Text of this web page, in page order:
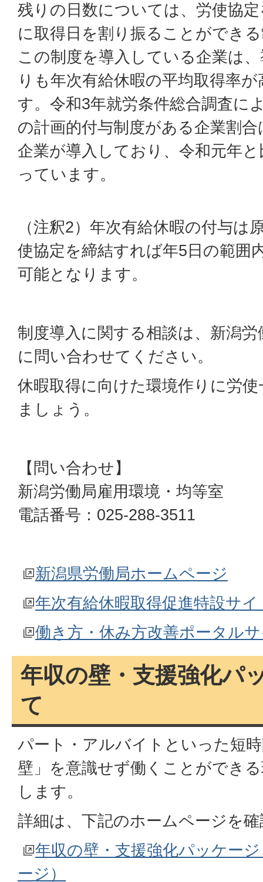
残りの日数については、労使協
に取得日を割り振ることができ
この制度を導入している企業は
りも年次有給休暇の平均取得率
す。令和3年就労条件総合調査に
の計画的付与制度がある企業割
企業が導入しており、令和元年
っています。
（注釈2）年次有給休暇の付与は
使協定を締結すれば年5日の範囲
可能となります。
制度導入に関する相談は、新潟
に問い合わせてください。
休暇取得に向けた環境作りに労
ましょう。
【問い合わせ】
新潟労働局雇用環境・均等室
電話番号：025-288-3511
新潟県労働局ホームページ
年次有給休暇取得促進特設サ
働き方・休み方改善ポータル
年収の壁・支援強化パ
て
パート・アルバイトといった短
壁」を意識せず働くことができ
します。
詳細は、下記のホームページを
年収の壁・支援強化パッケー
ージ）